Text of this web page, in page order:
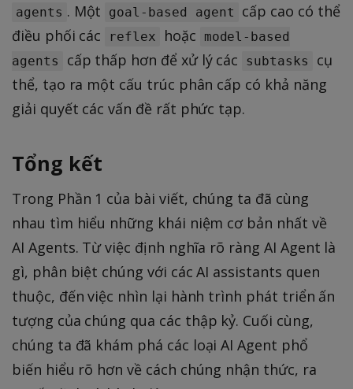
agents . Một goal-based agent
cấp cao có thể
điều phối các
reflex hoặc
model-based
agents
cấp thấp hơn để xử lý các subtasks
cụ
thể, tạo ra một cấu trúc phân cấp có khả năng
giải quyết các vấn đề rất phức tạp.
Tổng kết
Trong Phần 1 của bài viết, chúng ta đã cùng
nhau tìm hiểu những khái niệm cơ bản nhất về
AI Agents. Từ việc định nghĩa rõ ràng AI Agent là
gì, phân biệt chúng với các AI assistants quen
thuộc, đến việc nhìn lại hành trình phát triển ấn
tượng của chúng qua các thập kỷ. Cuối cùng,
chúng ta đã khám phá các loại AI Agent phổ
biến hiểu rõ hơn về cách chúng nhận thức, ra